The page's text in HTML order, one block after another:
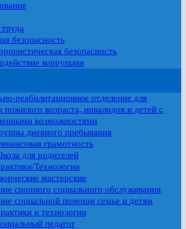
безопасность
безопасность
коррупции
реабилитационное отделение для
пожилого возраста, инвалидов и детей с
возможностями
дневного пребывания
грамотность
для родителей
Технологии
мастерские
срочного социального обслуживания
социальной помощи семье и детям
и технологии
педагог